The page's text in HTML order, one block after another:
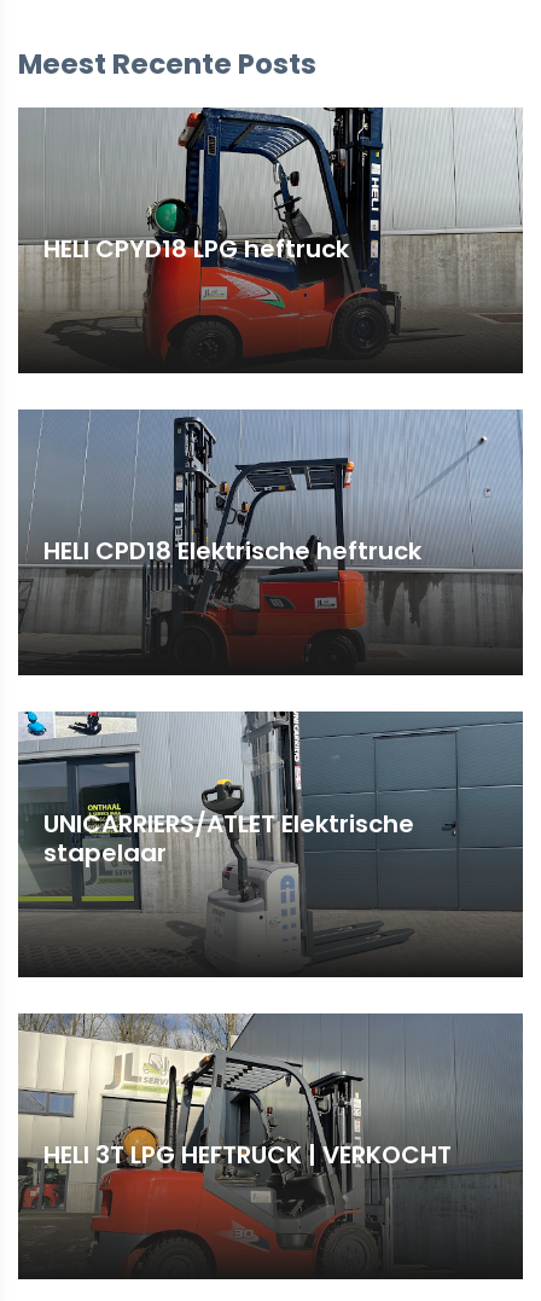
Meest Recente Posts
HELI CPYD18 LPG heftruck
HELI CPD18 Elektrische heftruck
UNICARRIERS/ATLET Elektrische
stapelaar
HELI 3T LPG HEFTRUCK | VERKOCHT